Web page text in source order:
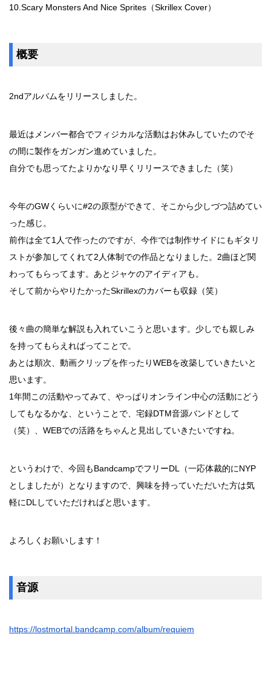
10.Scary Monsters And Nice Sprites（Skrillex Cover）
概要
2ndアルバムをリリースしました。
最近はメンバー都合でフィジカルな活動はお休みしていたのでそ
の間に製作をガンガン進めていました。
自分でも思ってたよりかなり早くリリースできました（笑）
今年のGWくらいに#2の原型ができて、そこから少しづつ詰めてい
った感じ。
前作は全て1人で作ったのですが、今作では制作サイドにもギタリ
ストが参加してくれて2人体制での作品となりました。2曲ほど関
わってもらってます。あとジャケのアイディアも。
そして前からやりたかったSkrillexのカバーも収録（笑）
後々曲の簡単な解説も入れていこうと思います。少しでも親しみ
を持ってもらえればってことで。
あとは順次、動画クリップを作ったりWEBを改築していきたいと
思います。
1年間この活動やってみて、やっぱりオンライン中心の活動にどう
してもなるかな、ということで、宅録DTM音源バンドとして
（笑）、WEBでの活路をちゃんと見出していきたいですね。
というわけで、今回もBandcampでフリーDL（一応体裁的にNYP
としましたが）となりますので、興味を持っていただいた方は気
軽にDLしていただければと思います。
よろしくお願いします！
音源
https://lostmortal.bandcamp.com/album/requiem